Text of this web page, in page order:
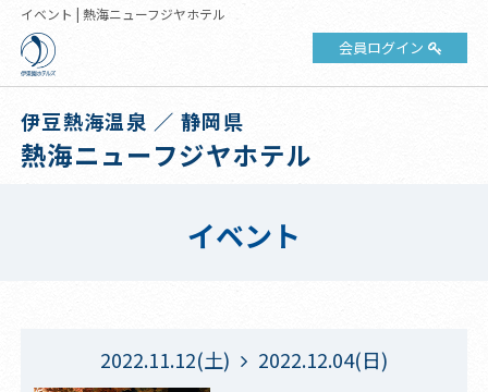
イベント | 熱海ニューフジヤホテル
会員ログイン
伊豆熱海温泉 ／ 静岡県
熱海ニューフジヤホテル
イベント
2022.11.12(土) 2022.12.04(日)